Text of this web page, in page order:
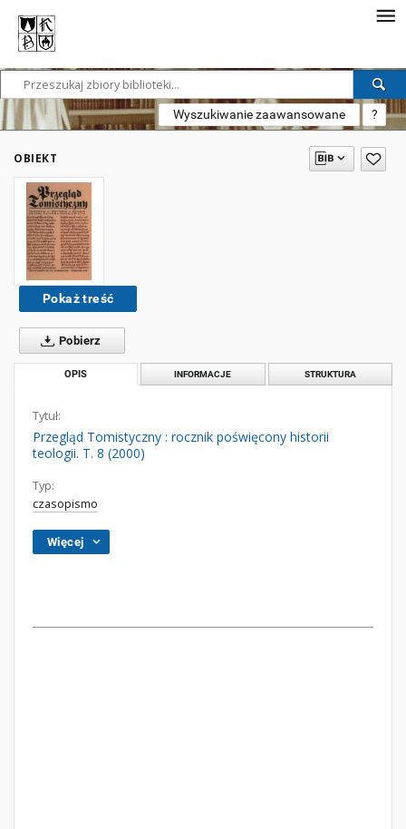
Wyszukiwanie zaawansowane ?
OBIEKT
Pokaż treść
Pobierz
OPIS INFORMACJE STRUKTURA
Tytuł:
Przegląd Tomistyczny : rocznik poświęcony historii
teologii. T. 8 (2000)
Typ:
czasopismo
Więcej